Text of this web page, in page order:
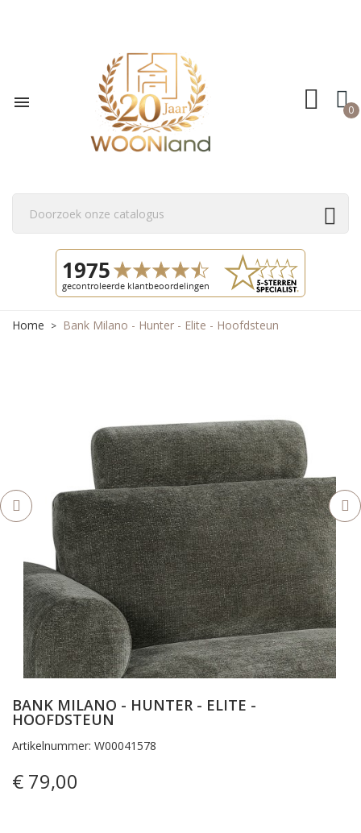
 0
Home Bank Milano - Hunter - Elite - Hoofdsteun
BANK MILANO - HUNTER - ELITE -
HOOFDSTEUN
Artikelnummer: W00041578
€ 79,00